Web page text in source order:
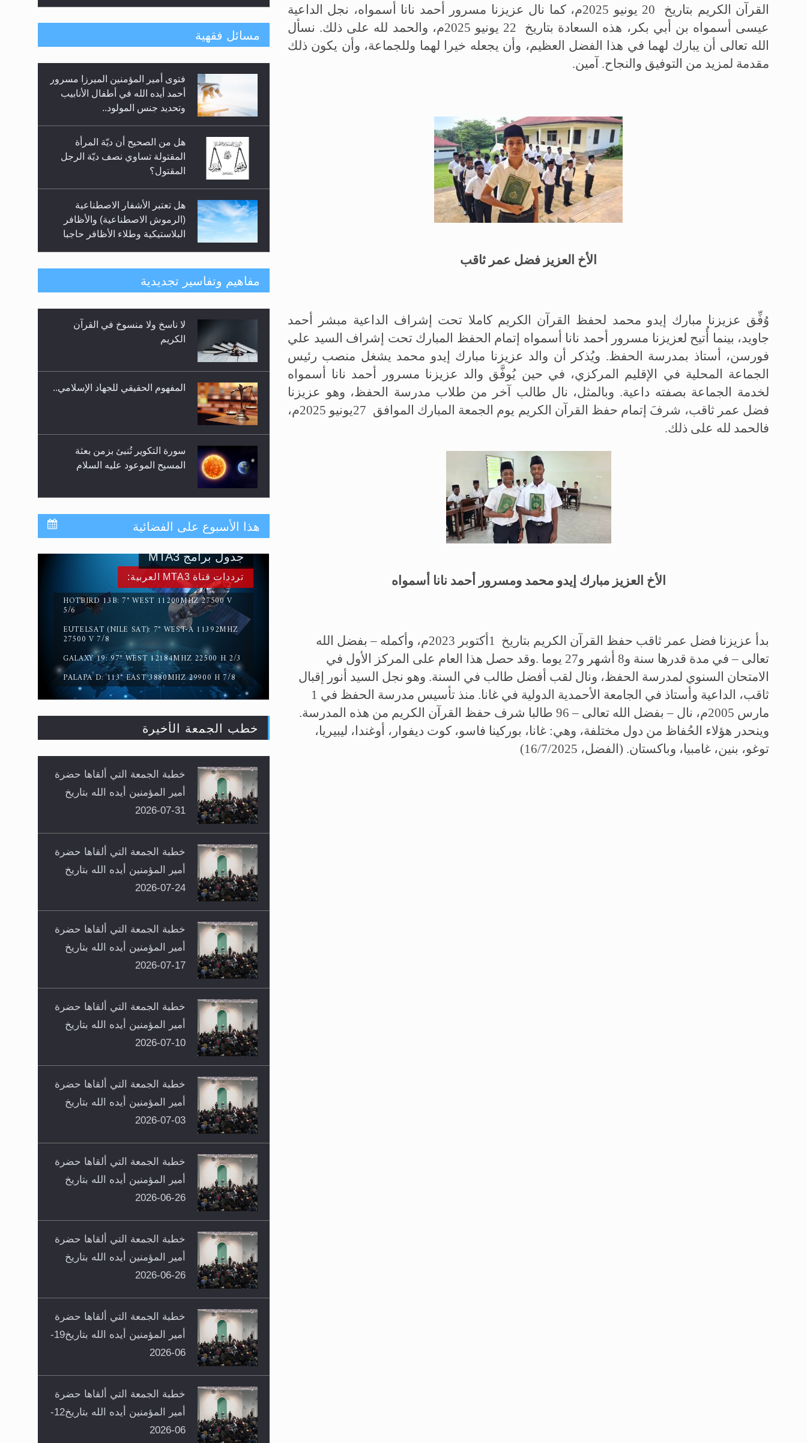
القرآن الكريم بتاريخ
20
يونيو 2025م، كما نال عزيزنا مسرور أحمد نانا أسمواه، نجل الداعية
عيسى أسمواه بن أبي بكر، هذه السعادة بتاريخ
22 يونيو 2025م، والحمد لله على ذلك . نسأل
الله تعالى أن يبارك لهما في هذا الفضل العظيم، وأن يجعله خيرا لهما وللجماعة، وأن يكون ذلك
مقدمة لمزيد من التوفيق والنجاح. آمين.
الأخ العزيز فضل عمر ثاقب
وُفِّق عزيزنا مبارك إيدو محمد لحفظ القرآن الكريم كاملا تحت إشراف الداعية مبشر أحمد
جاويد، بينما أُتيح لعزيزنا مسرور أحمد نانا أسمواه إتمام الحفظ المبارك تحت إشراف السيد علي
فورسن، أستاذ بمدرسة الحفظ. ويُذكر أن والد عزيزنا مبارك إيدو محمد يشغل منصب رئيس
الجماعة المحلية في الإقليم المركزي، في حين يُوفَّق والد عزيزنا مسرور أحمد نانا أسمواه
لخدمة الجماعة بصفته داعية. وبالمثل، نال طالب آخر من طلاب مدرسة الحفظ، وهو عزيزنا
فضل عمر ثاقب، شرفَ إتمام حفظ القرآن الكريم يوم الجمعة المبارك الموافق 27
يونيو 2025م،
فالحمد لله على ذلك.
الأخ العزيز مبارك إيدو محمد ومسرور أحمد نانا أسمواه
بدأ عزيزنا فضل عمر ثاقب حفظ القرآن الكريم بتاريخ 1
أكتوبر 2023م، وأكمله – بفضل الله
تعالى – في مدة قدرها سنة و8 أشهر و27 يوما
.وقد حصل هذا العام على المركز الأول في
الامتحان السنوي لمدرسة الحفظ، ونال لقب أفضل طالب في السنة. وهو نجل السيد أنور إقبال
ثاقب، الداعية وأستاذ في الجامعة الأحمدية الدولية في غانا.
منذ تأسيس مدرسة الحفظ في 1
مارس 2005م، نال – بفضل الله تعالى – 96 طالبا شرف حفظ القرآن الكريم من هذه المدرسة.
وينحدر هؤلاء الحُفاظ من دول مختلفة، وهي: غانا، بوركينا فاسو، كوت ديفوار، أوغندا، ليبيريا،
توغو، بنين، غامبيا، وباكستان. (الفضل، 16/7/2025)
متطلَّبات التّحريك الجديد...
رأيٌ في لغة المسيح الموعود عليه
السلام.. 4...
مسائل فقهية
فتوى أمير المؤمنين الميرزا مسرور
أحمد أيده الله في أطفال الأنابيب
وتحديد جنس المولود..
هل من الصحيح أن ديّة المرأة
المقتولة تساوي نصف ديّة الرجل
المقتول؟
هل تعتبر الأشفار الاصطناعية
(الرموش الاصطناعية) والأظافر
البلاستيكية وطلاء الأظافر حاجبا
هل يُحسب حول الزكاة وفق السنة
الميلادية أو الهجرية؟
هل يجوز فتح مشروع كوافير نسائي
للمحجبات وغير المحجبات؟
مفاهيم وتفاسير تجديدية
لا ناسخ ولا منسوخ في القرآن
الكريم
المفهوم الحقيقي للجهاد الإسلامي..
سورة التكوير تُنبئ بزمن بعثة
المسيح الموعود عليه السلام
حقيقة المسيح الدجال
القرآن قاضٍ وحكمٌ على السنة
ومهيمنٌ عليها.. ليس العكس
هذا الأسبوع على الفضائية
ترددات قناة MTA3 العربية:
HOTBIRD 13B: 7° WEST 11200MHZ 27500 V
5/6
EUTELSAT (NILE SAT): 7° WEST-A 11392MHZ
27500 V 7/8
GALAXY 19: 97° WEST 12184MHZ 22500 H 2/3
PALAPA D: 113° EAST 3880MHZ 29900 H 7/8
جدول برامج MTA3
خطب الجمعة الأخيرة
خطبة الجمعة التي ألقاها حضرة
أمير المؤمنين أيده الله بتاريخ
31-07-2026
خطبة الجمعة التي ألقاها حضرة
أمير المؤمنين أيده الله بتاريخ
24-07-2026
خطبة الجمعة التي ألقاها حضرة
أمير المؤمنين أيده الله بتاريخ
17-07-2026
خطبة الجمعة التي ألقاها حضرة
أمير المؤمنين أيده الله بتاريخ
10-07-2026
خطبة الجمعة التي ألقاها حضرة
أمير المؤمنين أيده الله بتاريخ
03-07-2026
خطبة الجمعة التي ألقاها حضرة
أمير المؤمنين أيده الله بتاريخ
26-06-2026
خطبة الجمعة التي ألقاها حضرة
أمير المؤمنين أيده الله بتاريخ
26-06-2026
خطبة الجمعة التي ألقاها حضرة
أمير المؤمنين أيده الله بتاريخ19-
06-2026
خطبة الجمعة التي ألقاها حضرة
أمير المؤمنين أيده الله بتاريخ12-
06-2026